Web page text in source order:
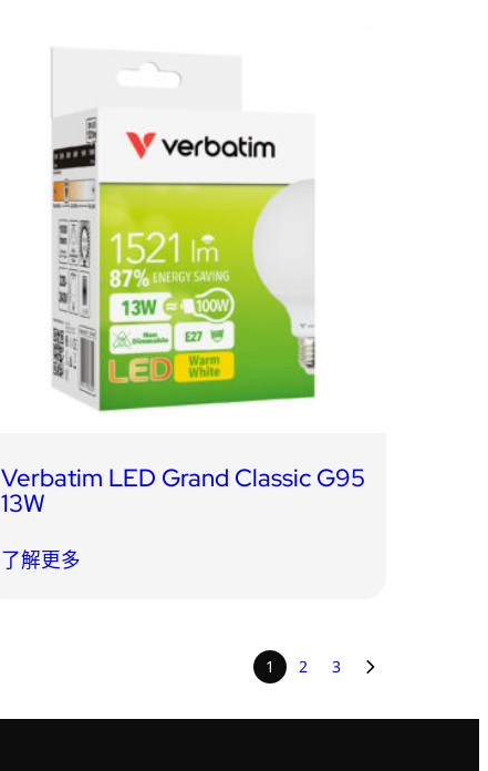
Verbatim LED Grand Classic G95
13W
了解更多
1 2 3